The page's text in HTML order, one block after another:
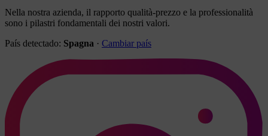
Nella nostra azienda, il rapporto qualità-prezzo e la professionalità
sono i pilastri fondamentali dei nostri valori.
País detectado: Spagna · Cambiar país